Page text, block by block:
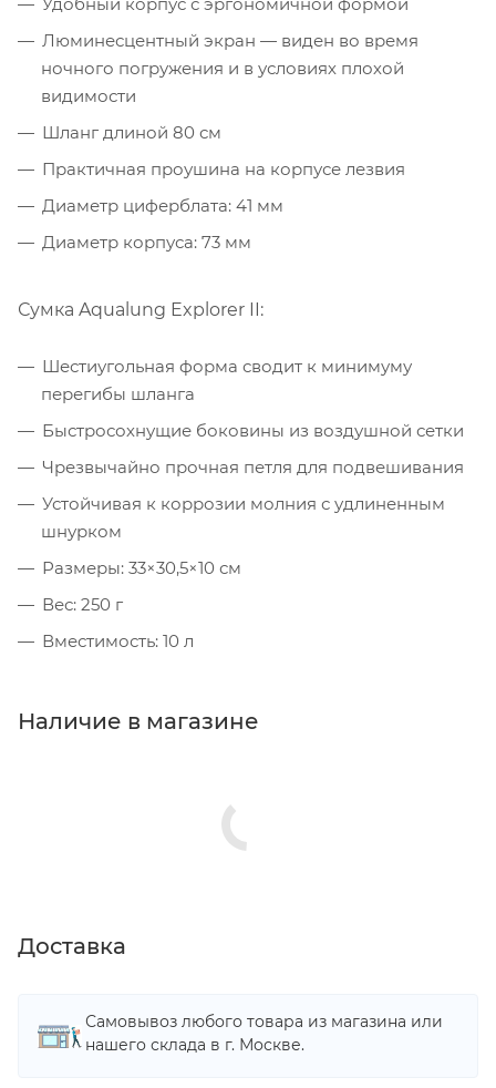
Люминесцентный экран — виден во время
ночного погружения и в условиях плохой
видимости
Шланг длиной 80 см
Практичная проушина на корпусе лезвия
Диаметр циферблата: 41 мм
Диаметр корпуса: 73 мм
Сумка Aqualung Explorer II:
Шестиугольная форма сводит к минимуму
перегибы шланга
Быстросохнущие боковины из воздушной сетки
Чрезвычайно прочная петля для подвешивания
Устойчивая к коррозии молния с удлиненным
шнурком
Размеры: 33×30,5×10 см
Вес: 250 г
Вместимость: 10 л
Наличие в магазине
Доставка
Самовывоз любого товара из магазина или
нашего склада в г. Москве.